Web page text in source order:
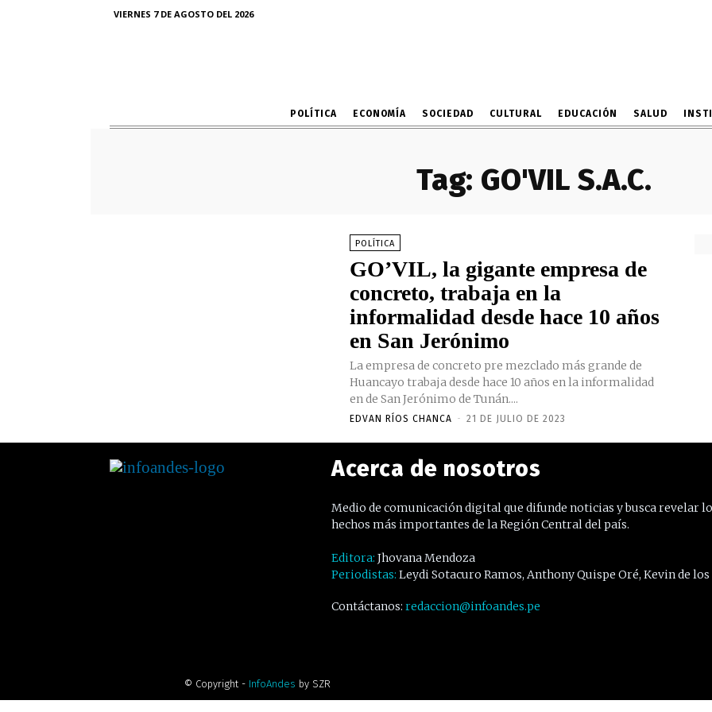
VIERNES 7 DE AGOSTO DEL 2026
POLÍTICA ECONOMÍA SOCIEDAD CULTURAL EDUCACIÓN SALUD
Tag: GO'VIL S.A.C.
POLÍTICA
GO’VIL, la gigante empresa de
concreto, trabaja en la
informalidad desde hace 10 años
en San Jerónimo
La empresa de concreto pre mezclado más grande de
Huancayo trabaja desde hace 10 años en la informalidad
en de San Jerónimo de Tunán....
EDVAN RÍOS CHANCA - 21 DE JULIO DE 2023
Acerca de nosotros
Medio de comunicación digital que difunde noticias y busca revelar
hechos más importantes de la Región Central del país.
Editora: Jhovana Mendoza
Periodistas: Leydi Sotacuro Ramos, Anthony Quispe Oré, Kevin de los
Contáctanos: redaccion@infoandes.pe
© Copyright - InfoAndes by SZR